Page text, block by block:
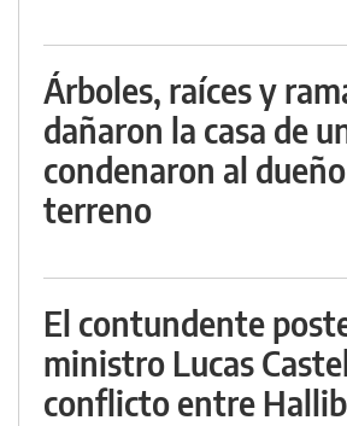
Árboles, raíces y
dañaron la casa de
condenaron al
terreno
El contundente
ministro Lucas
conflicto entre